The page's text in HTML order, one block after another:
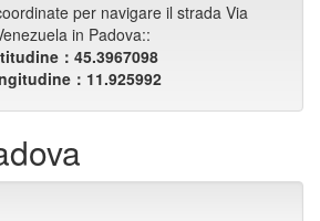
per navigare il strada Via
in Padova::
：45.3967098
：11.925992